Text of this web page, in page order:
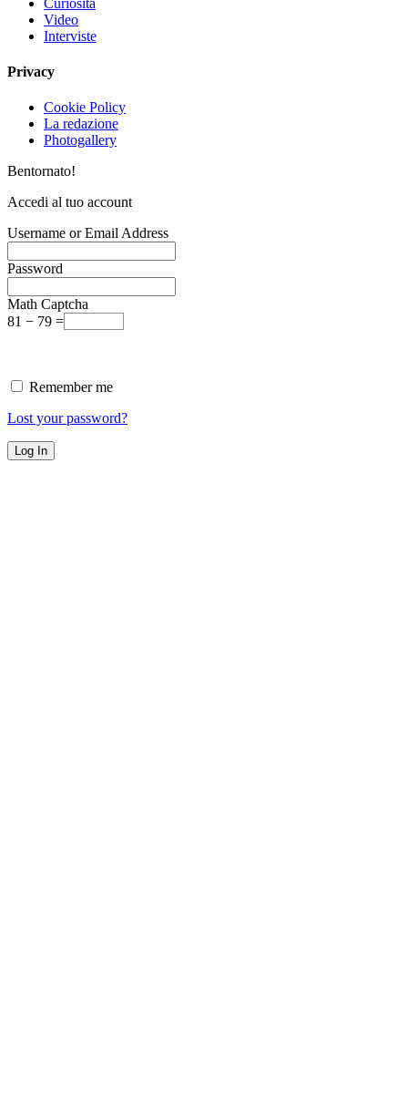
Video
Interviste
Privacy
Cookie Policy
La redazione
Photogallery
Bentornato!
Accedi al tuo account
Username or Email Address
Password
Math Captcha
81 − 79 =
Remember me
Lost your password?